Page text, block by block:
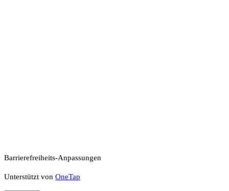
Barrierefreiheits-Anpassungen
Unterstützt von OneTap